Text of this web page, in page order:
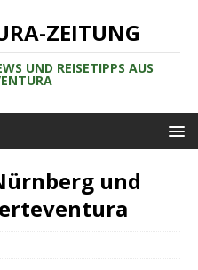
ZEITUNG
UND REISETIPPS AUS
und